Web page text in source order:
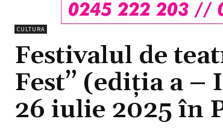
CULTURA
Festivalul de
Fest” (ediția a –
26 iulie 2025 în